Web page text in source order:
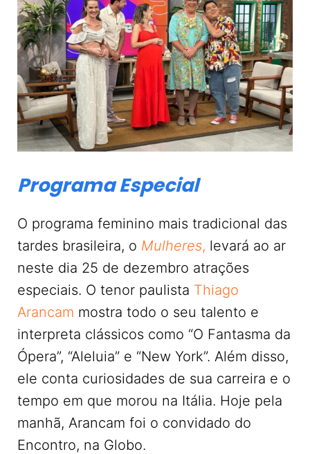
Programa Especial
O programa feminino mais tradicional das
tardes brasileira, o Mulheres, levará ao ar
neste dia 25 de dezembro atrações
especiais. O tenor paulista Thiago
Arancam mostra todo o seu talento e
interpreta clássicos como “O Fantasma da
Ópera”, “Aleluia” e “New York”. Além disso,
ele conta curiosidades de sua carreira e o
tempo em que morou na Itália. Hoje pela
manhã, Arancam foi o convidado do
Encontro, na Globo.